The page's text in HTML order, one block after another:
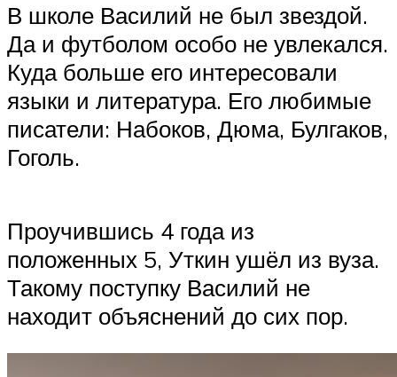
В школе Василий не был звездой.
Да и футболом особо не увлекался.
Куда больше его интересовали
языки и литература. Его любимые
писатели: Набоков, Дюма, Булгаков,
Гоголь.
Проучившись 4 года из
положенных 5, Уткин ушёл из вуза.
Такому поступку Василий не
находит объяснений до сих пор.